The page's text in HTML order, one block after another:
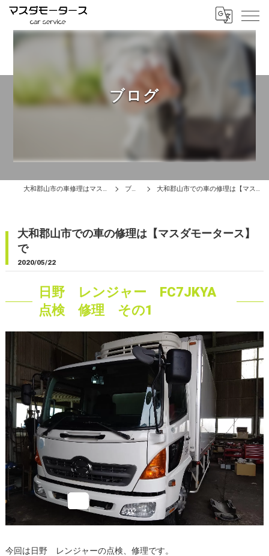
ブログ
大和郡山市の車修理はマスダモータース ブログ 大和郡山市での車の修理は【マスダモータース】で
大和郡山市での車の修理は【マスダモータース】
で
2020/05/22
日野 レンジャー FC7JKYA
点検 修理 その1
今回は日野 レンジャーの点検、修理です。